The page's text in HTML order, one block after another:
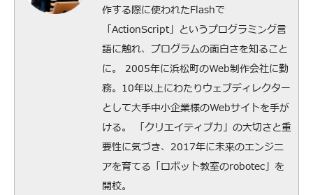
作する際に使われたFlashで
「ActionScript」というプログラミング言
語に触れ、プログラムの面白さを知ること
に。 2005年に浜松町のWeb制作会社に勤
務。10年以上にわたりウェブディレクター
として大手中小企業様のWebサイトを手が
ける。 「クリエイティブ力」の大切さと重
要性に気づき、2017年に未来のエンジニ
アを育てる「ロボット教室のrobotec」を
開校。